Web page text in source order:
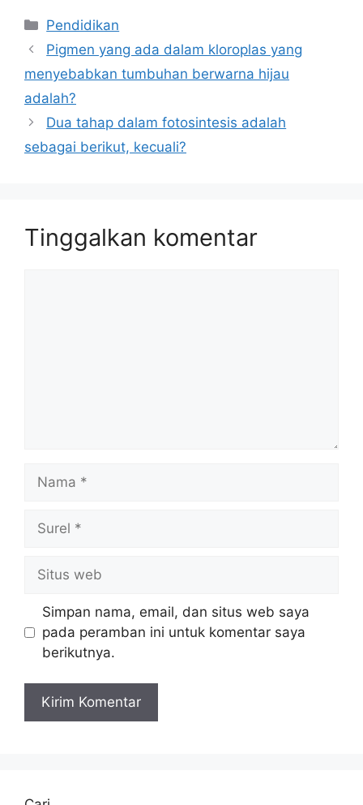
Kategori
Pendidikan
Pigmen yang ada dalam kloroplas yang
menyebabkan tumbuhan berwarna hijau
adalah?
Dua tahap dalam fotosintesis adalah
sebagai berikut, kecuali?
Tinggalkan komentar
web
Simpan nama, email, dan situs web saya
pada peramban ini untuk komentar saya
berikutnya.